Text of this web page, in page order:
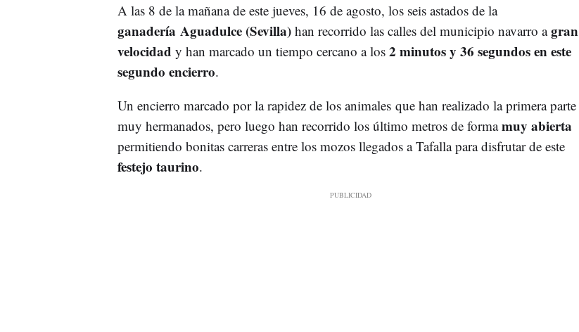
A las 8 de la mañana de este jueves, 16 de agosto, los seis astados de la
ganadería Aguadulce (Sevilla)han recorrido las calles del municipio navarro agran
velocidad y han marcado un tiempo cercano a los 2 minutos y 36 segundos en este
segundo encierro.
Un encierro marcado por la rapidez de los animales que han realizado la primera parte
muy hermanados, pero luego han recorrido los último metros de formamuy abierta
permitiendo bonitas carreras entre los mozos llegados a Tafalla para disfrutar de este
festejo taurino.